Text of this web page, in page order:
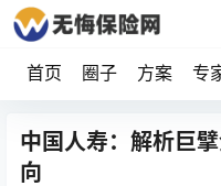
首页 圈子 方案 专
中国人寿：解析巨
向